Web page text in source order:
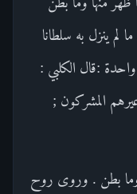
لم ينزل به سلطانا
واحدة :قال الكلبي :
المشركون ;
وما بطن . وروى روح